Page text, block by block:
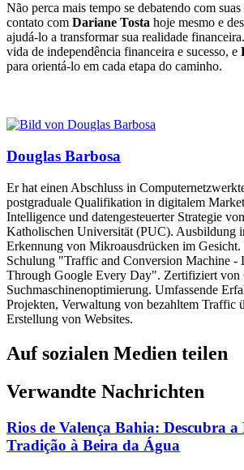
Não perca mais tempo se debatendo com
contato com Dariane Tosta hoje mesmo e
ajudá-lo a transformar sua realidade
vida de independência financeira e sucesso, e
para orientá-lo em cada etapa do caminho.
Douglas Barbosa
Er hat einen Abschluss in
postgraduale Qualifikation in digitalem
Intelligence und datengesteuerter Strategie
Katholischen Universität (PUC). Ausbildung
Erkennung von Mikroausdrücken im Gesicht.
Schulung "Traffic and Conversion Machine -
Through Google Every Day". Zertifiziert von
Suchmaschinenoptimierung. Umfassende
Projekten, Verwaltung von bezahltem Traffic
Erstellung von Websites.
Auf sozialen Medien teilen
Verwandte Nachrichten
Rios de Valença Bahia: Descubra a
Tradição à Beira da Água